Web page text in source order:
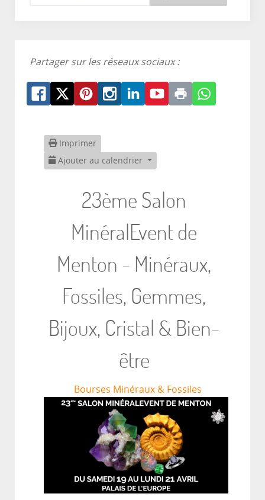
Partager sur les réseaux sociaux :
Imprimer
Ajouter au calendrier
23ème Salon
MinéralEvent de
Menton - Minéraux,
Fossiles, Gemmes,
Bijoux, Cristal & Bien-
être
Bourses Minéraux & Fossiles